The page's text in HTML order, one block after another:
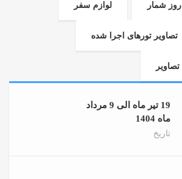
روز شمار لوازم سفر
تصاویر تورهای اجرا شده
تصاویر
19 تیر ماه الی 9 مرداد
ماه 1404
تاریخ